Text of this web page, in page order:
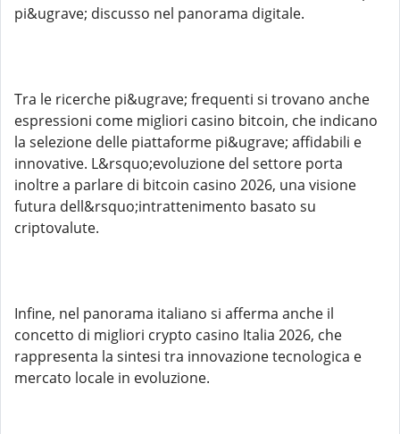
pi&ugrave; discusso nel panorama digitale.
Tra le ricerche pi&ugrave; frequenti si trovano anche
espressioni come migliori casino bitcoin, che indicano
la selezione delle piattaforme pi&ugrave; affidabili e
innovative. L&rsquo;evoluzione del settore porta
inoltre a parlare di bitcoin casino 2026, una visione
futura dell&rsquo;intrattenimento basato su
criptovalute.
Infine, nel panorama italiano si afferma anche il
concetto di migliori crypto casino Italia 2026, che
rappresenta la sintesi tra innovazione tecnologica e
mercato locale in evoluzione.